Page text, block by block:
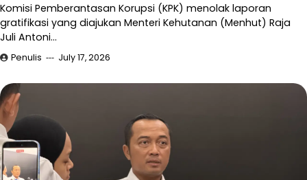
Komisi Pemberantasan Korupsi (KPK) menolak laporan
gratifikasi yang diajukan Menteri Kehutanan (Menhut) Raja
Juli Antoni…
Penulis July 17, 2026